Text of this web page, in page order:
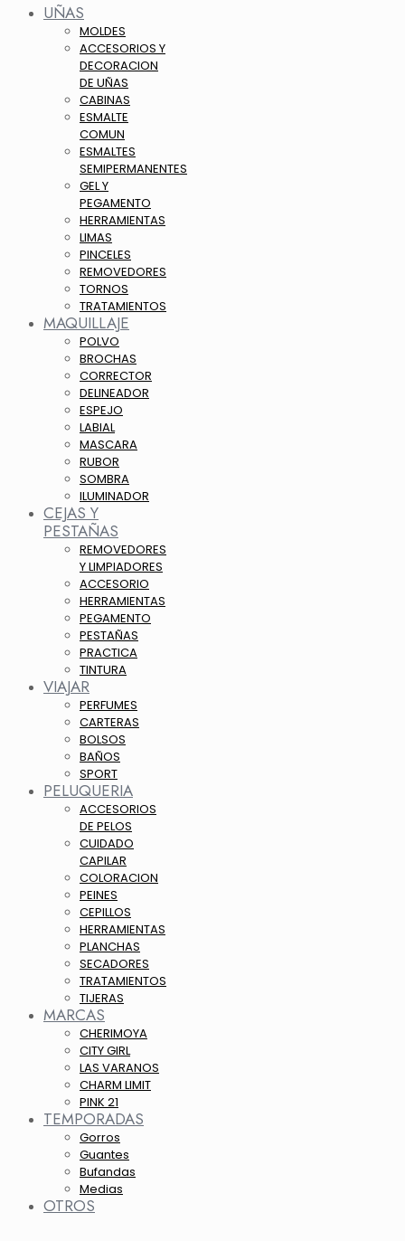
UÑAS
MOLDES
ACCESORIOS Y
DECORACION
DE UÑAS
CABINAS
ESMALTE
COMUN
ESMALTES
SEMIPERMANENTES
GEL Y
PEGAMENTO
HERRAMIENTAS
LIMAS
PINCELES
REMOVEDORES
TORNOS
TRATAMIENTOS
MAQUILLAJE
POLVO
BROCHAS
CORRECTOR
DELINEADOR
ESPEJO
LABIAL
MASCARA
RUBOR
SOMBRA
ILUMINADOR
CEJAS Y
PESTAÑAS
REMOVEDORES
Y LIMPIADORES
ACCESORIO
HERRAMIENTAS
PEGAMENTO
PESTAÑAS
PRACTICA
TINTURA
VIAJAR
PERFUMES
CARTERAS
BOLSOS
BAÑOS
SPORT
PELUQUERIA
ACCESORIOS
DE PELOS
CUIDADO
CAPILAR
COLORACION
PEINES
CEPILLOS
HERRAMIENTAS
PLANCHAS
SECADORES
TRATAMIENTOS
TIJERAS
MARCAS
CHERIMOYA
CITY GIRL
LAS VARANOS
CHARM LIMIT
PINK 21
TEMPORADAS
Gorros
Guantes
Bufandas
Medias
OTROS